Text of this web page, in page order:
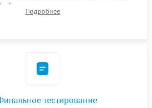
обновление прошивки и программная
и позиционирования сканера.
Подробнее
тестирование